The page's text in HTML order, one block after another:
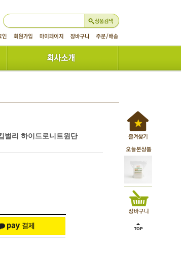
벌리 하이드로니트원단